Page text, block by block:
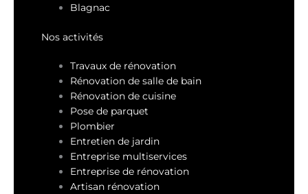
Blagnac
Nos activités
Travaux de rénovation
Rénovation de salle de bain
Rénovation de cuisine
Pose de parquet
Plombier
Entretien de jardin
Entreprise multiservices
Entreprise de rénovation
Artisan rénovation